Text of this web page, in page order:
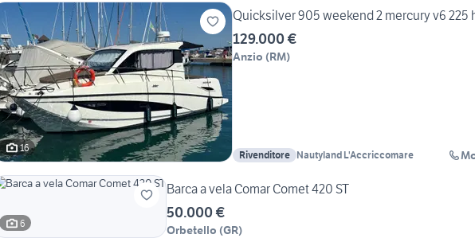
16
Quicksilver 905 weekend 2 mercury v6 225
129.000 €
Anzio (RM)
Rivenditore Nautyland L'Accriccomare
6
Barca a vela Comar Comet 420 ST
50.000 €
Orbetello (GR)